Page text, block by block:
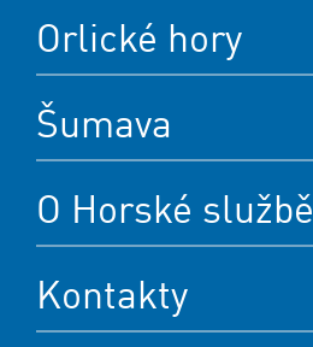
Orlické hory
Šumava
O Horské službě
Kontakty